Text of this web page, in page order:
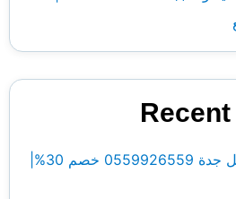
ساندوتش بانل جدة 0559926559 خصم 30%|